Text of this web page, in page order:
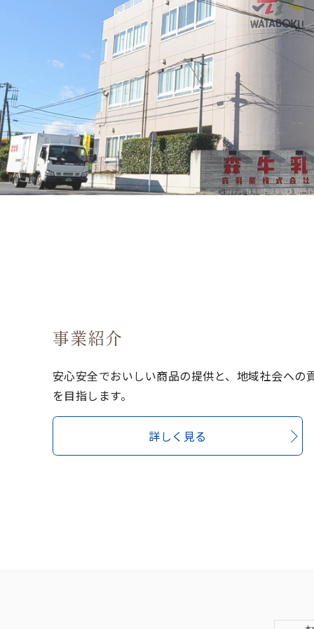
事業紹介
安心安全でおいしい商品の提供と、地域社会への
を目指します。
詳しく見る